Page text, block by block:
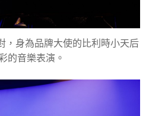
，身為品牌大使的比利時小天后
的音樂表演。